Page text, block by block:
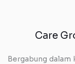
Care
Bergabung